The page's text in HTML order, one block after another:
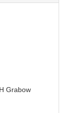
Grabow